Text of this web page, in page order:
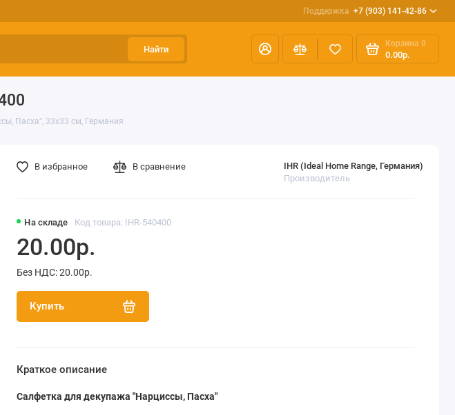
Поддержка +7 (903) 141-42-86
Найти
Корзина 0
0.00р.
Пасха", 33х33 см, Германия
На складе Код товара: IHR-540400
IHR (Ideal Home Range, Германия)
Производитель
20.00р.
Без НДС: 20.00р.
Купить
В избранное В сравнение
Краткое описание
Салфетка для декупажа "Нарциссы, Пасха"